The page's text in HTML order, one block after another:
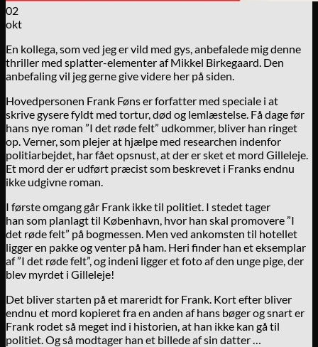
02
okt
En kollega, som ved jeg er vild med gys, anbefalede mig denne
thriller med splatter-elementer af Mikkel Birkegaard. Den
anbefaling vil jeg gerne give videre her på siden.
Hovedpersonen Frank Føns er forfatter med speciale i at
skrive gysere fyldt med tortur, død og lemlæstelse. Få dage før
hans nye roman ”I det røde felt” udkommer, bliver han ringet
op. Verner, som plejer at hjælpe med researchen indenfor
politiarbejdet, har fået opsnust, at der er sket et mord Gilleleje.
Et mord der er udført præcist som beskrevet i Franks endnu
ikke udgivne roman.
I første omgang går Frank ikke til politiet. I stedet tager
han som planlagt til København, hvor han skal promovere ”I
det røde felt” på bogmessen. Men ved ankomsten til hotellet
ligger en pakke og venter på ham. Heri finder han et eksemplar
af ”I det røde felt”, og indeni ligger et foto af den unge pige, der
blev myrdet i Gilleleje!
Det bliver starten på et mareridt for Frank. Kort efter bliver
endnu et mord kopieret fra en anden af hans bøger og snart er
Frank rodet så meget ind i historien, at han ikke kan gå til
politiet. Og så modtager han et billede af sin datter …